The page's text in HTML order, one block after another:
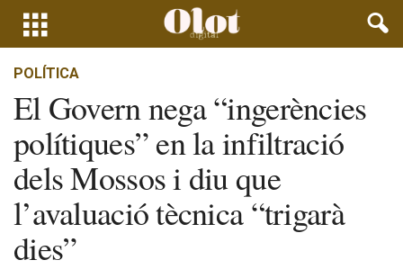
POLÍTICA
El Govern nega “ingerències
polítiques” en la infiltració
dels Mossos i diu que
l’avaluació tècnica “trigarà
dies”